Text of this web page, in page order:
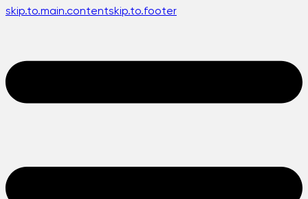
skip.to.main.contentskip.to.footer